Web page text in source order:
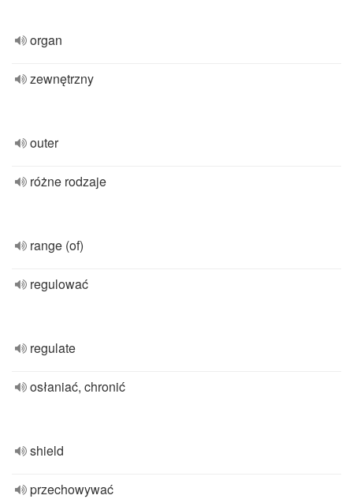
organ
zewnętrzny
outer
różne rodzaje
range (of)
regulować
regulate
osłaniać, chronić
shield
przechowywać